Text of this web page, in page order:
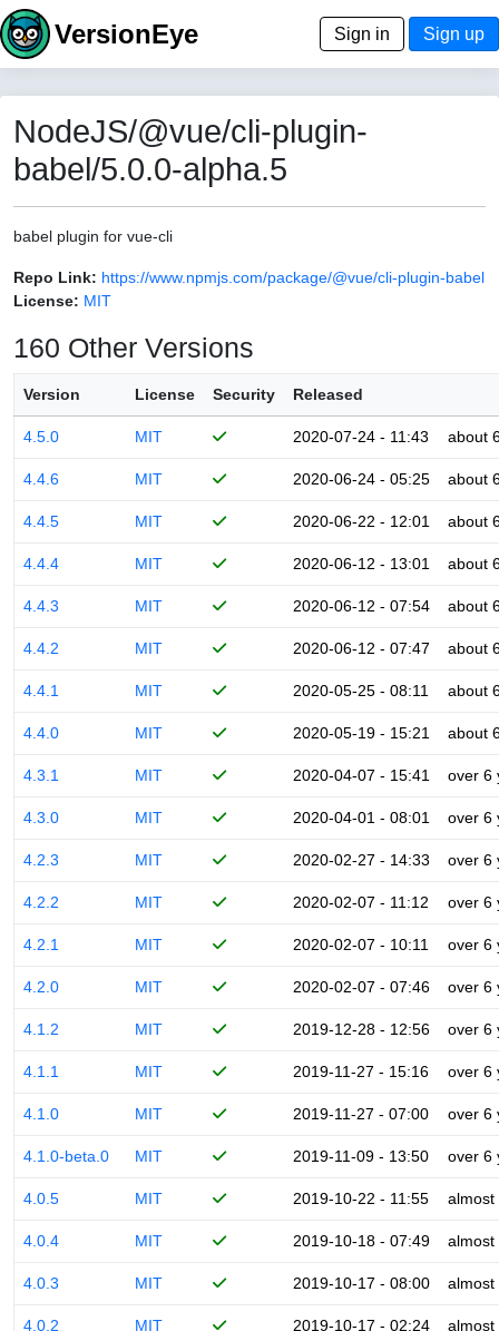
VersionEye Sign in Sign up
NodeJS/@vue/cli-plugin-
babel/5.0.0-alpha.5
babel plugin for vue-cli
Repo Link: https://www.npmjs.com/package/@vue/cli-plugin-babel
License: MIT
160 Other Versions
Version License Security Released
4.5.0 MIT 2020-07-24 - 11:43 about
4.4.6 MIT 2020-06-24 - 05:25 about
4.4.5 MIT 2020-06-22 - 12:01 about
4.4.4 MIT 2020-06-12 - 13:01 about
4.4.3 MIT 2020-06-12 - 07:54 about
4.4.2 MIT 2020-06-12 - 07:47 about
4.4.1 MIT 2020-05-25 - 08:11 about
4.4.0 MIT 2020-05-19 - 15:21 about
4.3.1 MIT 2020-04-07 - 15:41 over 6
4.3.0 MIT 2020-04-01 - 08:01 over 6
4.2.3 MIT 2020-02-27 - 14:33 over 6
4.2.2 MIT 2020-02-07 - 11:12 over 6
4.2.1 MIT 2020-02-07 - 10:11 over 6
4.2.0 MIT 2020-02-07 - 07:46 over 6
4.1.2 MIT 2019-12-28 - 12:56 over 6
4.1.1 MIT 2019-11-27 - 15:16 over 6
4.1.0 MIT 2019-11-27 - 07:00 over 6
4.1.0-beta.0 MIT 2019-11-09 - 13:50 over 6
4.0.5 MIT 2019-10-22 - 11:55 almost
4.0.4 MIT 2019-10-18 - 07:49 almost
4.0.3 MIT 2019-10-17 - 08:00 almost
4.0.2 MIT 2019-10-17 - 02:24 almost